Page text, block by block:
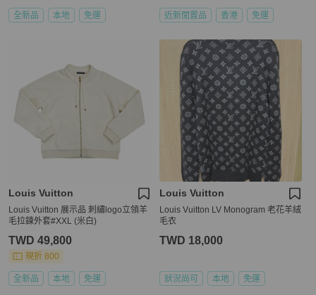
全新品 本地 免運 近新閒置品 香港 免運
Louis Vuitton
Louis Vuitton 展示品 刺繡logo立領羊
毛拉鍊外套#XXL (米白)
TWD 49,800
現折 800
全新品 本地 免運
Louis Vuitton
Louis Vuitton LV Monogram 老花羊絨
毛衣
TWD 18,000
狀況尚可 本地 免運